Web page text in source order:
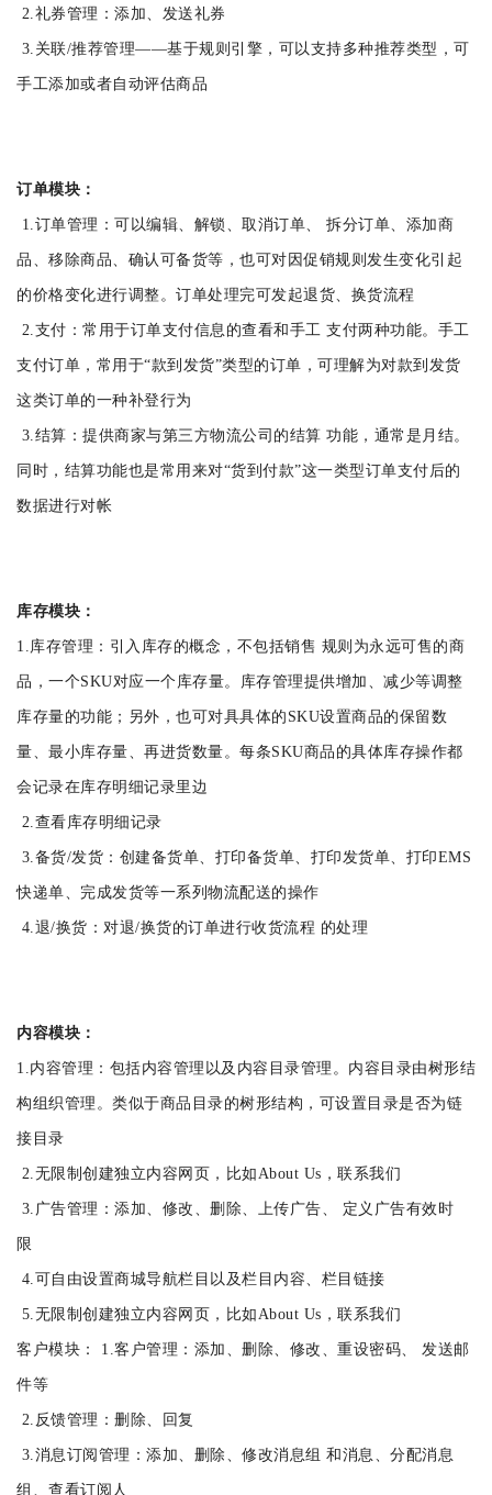
2.礼券管理：添加、发送礼券
3.关联/推荐管理――基于规则引擎，可以支持多种推荐类型，可
手工添加或者自动评估商品
订单模块：
1.订单管理：可以编辑、解锁、取消订单、 拆分订单、添加商
品、移除商品、确认可备货等，也可对因促销规则发生变化引起
的价格变化进行调整。订单处理完可发起退货、换货流程
2.支付：常用于订单支付信息的查看和手工 支付两种功能。手工
支付订单，常用于“款到发货”类型的订单，可理解为对款到发货
这类订单的一种补登行为
3.结算：提供商家与第三方物流公司的结算 功能，通常是月结。
同时，结算功能也是常用来对“货到付款”这一类型订单支付后的
数据进行对帐
库存模块：
1.库存管理：引入库存的概念，不包括销售 规则为永远可售的商
品，一个SKU对应一个库存量。库存管理提供增加、减少等调整
库存量的功能；另外，也可对具具体的SKU设置商品的保留数
量、最小库存量、再进货数量。每条SKU商品的具体库存操作都
会记录在库存明细记录里边
2.查看库存明细记录
3.备货/发货：创建备货单、打印备货单、打印发货单、打印EMS
快递单、完成发货等一系列物流配送的操作
4.退/换货：对退/换货的订单进行收货流程 的处理
内容模块：
1.内容管理：包括内容管理以及内容目录管理。内容目录由树形结
构组织管理。类似于商品目录的树形结构，可设置目录是否为链
接目录
2.无限制创建独立内容网页，比如About Us，联系我们
3.广告管理：添加、修改、删除、上传广告、 定义广告有效时
限
4.可自由设置商城导航栏目以及栏目内容、栏目链接
5.无限制创建独立内容网页，比如About Us，联系我们
客户模块： 1.客户管理：添加、删除、修改、重设密码、 发送邮
件等
2.反馈管理：删除、回复
3.消息订阅管理：添加、删除、修改消息组 和消息、分配消息
组、查看订阅人